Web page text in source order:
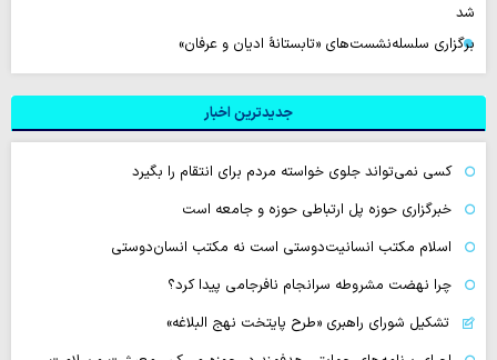
شد
برگزاری سلسله‌نشست‌های «تابستانهٔ ادیان و عرفان»
جدیدترین اخبار
کسی نمی‌تواند جلوی خواسته مردم برای انتقام را بگیرد
خبرگزاری حوزه پل ارتباطی حوزه و جامعه است
اسلام مکتب انسانیت‌دوستی است نه مکتب انسان‌دوستی
چرا نهضت مشروطه سرانجام نافرجامی پیدا کرد؟
تشکیل شورای راهبری «طرح پایتخت نهج البلاغه»